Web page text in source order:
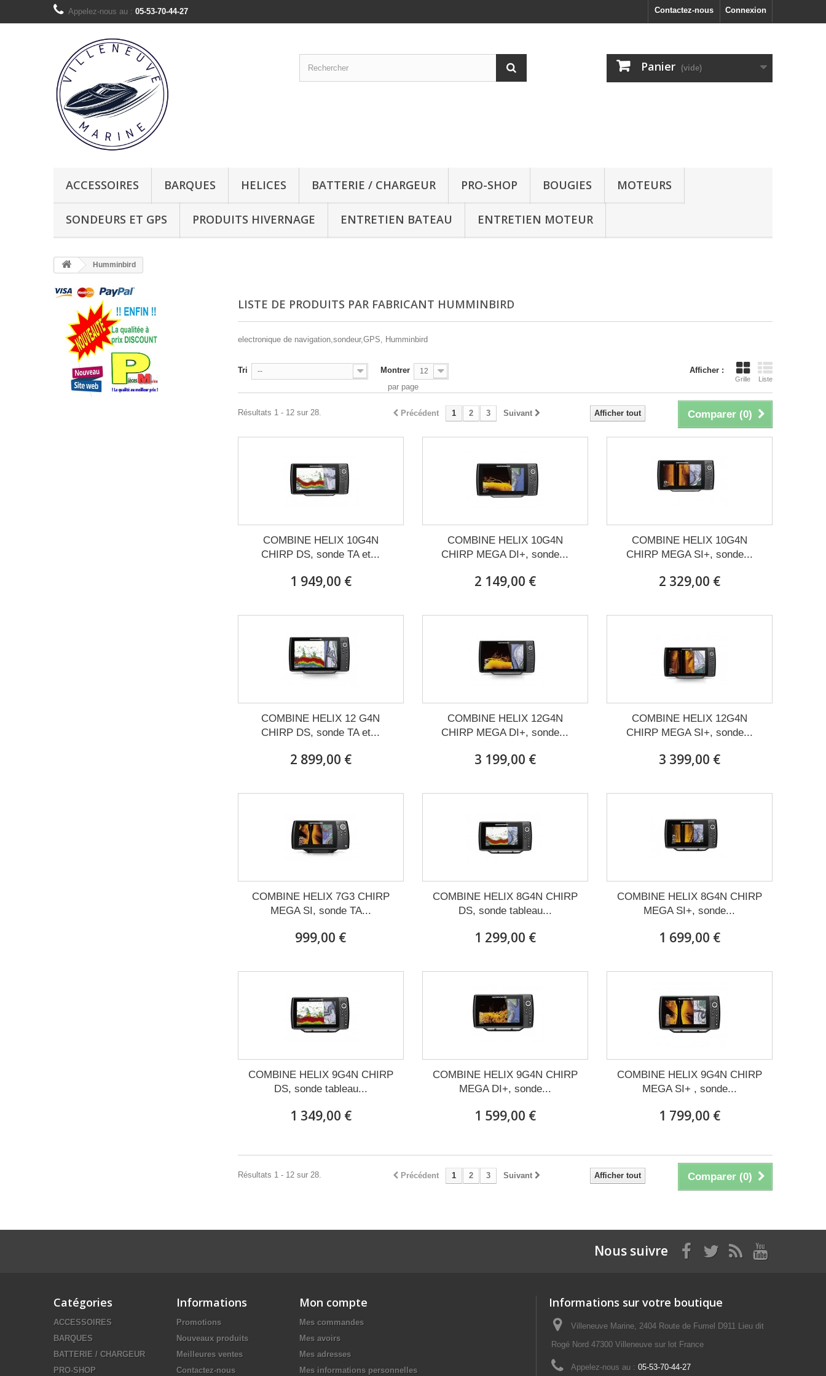
Connexion
Contactez-nous
Appelez-nous au : 05-53-70-44-27
Panier (vide)
ACCESSOIRES BARQUES HELICES BATTERIE / CHARGEUR PRO-SHOP BOUGIES MOTEURS
SONDEURS ET GPS PRODUITS HIVERNAGE ENTRETIEN BATEAU ENTRETIEN MOTEUR
Humminbird
LISTE DE PRODUITS PAR FABRICANT HUMMINBIRD
electronique de navigation,sondeur,GPS, Humminbird
Afficher :
Grille Liste
Tri -- Montrer 12
par page
Comparer (0)
Afficher tout
Précédent 1 2 3 Suivant
Résultats 1 - 12 sur 28.
COMBINE HELIX 10G4N
CHIRP DS, sonde TA et...
1 949,00 €
COMBINE HELIX 10G4N
CHIRP MEGA DI+, sonde...
2 149,00 €
COMBINE HELIX 10G4N
CHIRP MEGA SI+, sonde...
2 329,00 €
COMBINE HELIX 12 G4N
CHIRP DS, sonde TA et...
2 899,00 €
COMBINE HELIX 12G4N
CHIRP MEGA DI+, sonde...
3 199,00 €
COMBINE HELIX 12G4N
CHIRP MEGA SI+, sonde...
3 399,00 €
COMBINE HELIX 7G3 CHIRP
MEGA SI, sonde TA...
999,00 €
COMBINE HELIX 8G4N CHIRP
DS, sonde tableau...
1 299,00 €
COMBINE HELIX 8G4N CHIRP
MEGA SI+, sonde...
1 699,00 €
COMBINE HELIX 9G4N CHIRP
DS, sonde tableau...
1 349,00 €
COMBINE HELIX 9G4N CHIRP
MEGA DI+, sonde...
1 599,00 €
COMBINE HELIX 9G4N CHIRP
MEGA SI+ , sonde...
1 799,00 €
Comparer (0)
Afficher tout
Précédent 1 2 3 Suivant
Résultats 1 - 12 sur 28.
Nous suivre
Catégories
ACCESSOIRES
BARQUES
BATTERIE / CHARGEUR
PRO-SHOP
Informations
Promotions
Nouveaux produits
Meilleures ventes
Contactez-nous
Mon compte
Mes commandes
Mes avoirs
Mes adresses
Mes informations personnelles
Informations sur votre boutique
Villeneuve Marine, 2404 Route de Fumel D911 Lieu dit
Rogé Nord 47300 Villeneuve sur lot France
Appelez-nous au : 05-53-70-44-27